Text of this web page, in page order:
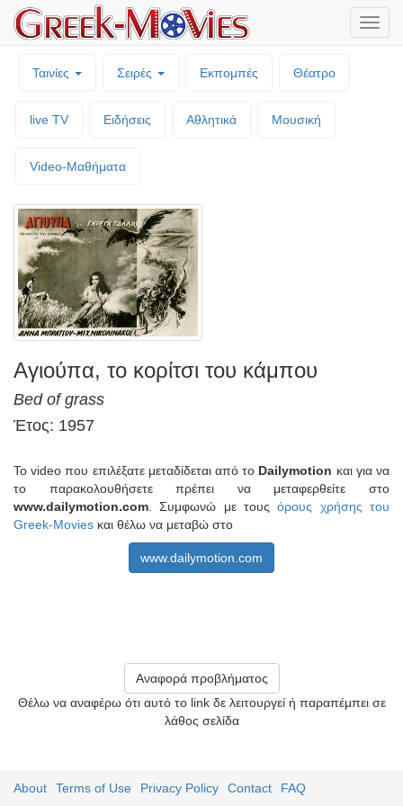
Ταινίες Σειρές Εκπομπές Θέατρο
live TV Ειδήσεις Αθλητικά Μουσική
Video-Mαθήματα
Αγιούπα, το κορίτσι του κάμπου
Bed of grass
Έτος: 1957
Το video που επιλέξατε μεταδίδεται από το Dailymotion και για να
το παρακολουθήσετε πρέπει να μεταφερθείτε στο
www.dailymotion.com . Συμφωνώ με τουςόρους χρήσης του
Greek-Movies και θέλω να μεταβώ στο
www.dailymotion.com
Αναφορά προβλήματος
Θέλω να αναφέρω ότι αυτό το link δε λειτουργεί ή παραπέμπει σε
λάθος σελίδα
About Terms of Use Privacy Policy Contact FAQ